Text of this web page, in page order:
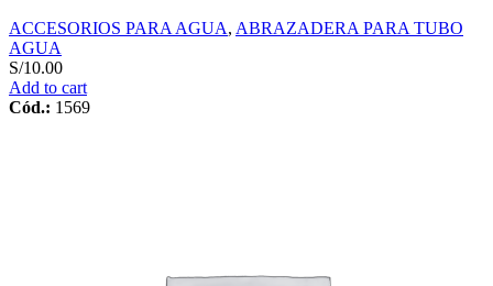
ACCESORIOS PARA AGUA, ABRAZADERA PARA TUBO
AGUA
S/10.00
Add to cart
Cód.: 1569